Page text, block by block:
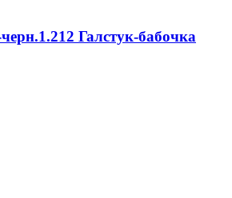
Галстук-бабочка